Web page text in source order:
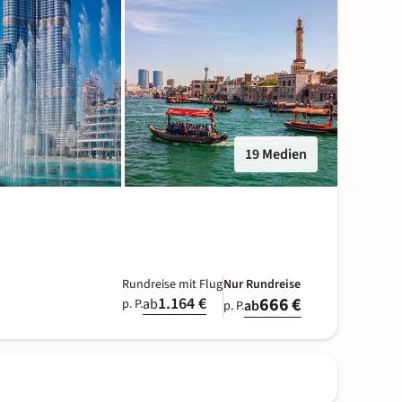
19 Medien
Rundreise mit Flug
p. P.ab1.164 €
Nur Rundreise
p. P.ab666 €